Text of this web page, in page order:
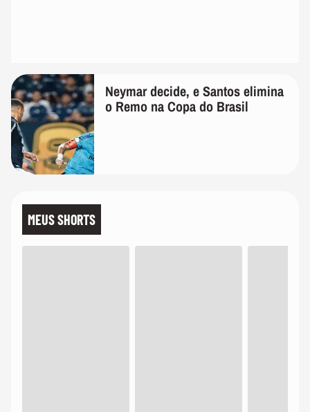
Neymar decide, e Santos elimina
o Remo na Copa do Brasil
MEUS SHORTS